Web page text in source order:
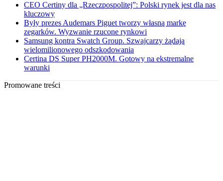
CEO Certiny dla „Rzeczpospolitej”: Polski rynek jest dla nas
kluczowy
Były prezes Audemars Piguet tworzy własną markę
zegarków. Wyzwanie rzucone rynkowi
Samsung kontra Swatch Group. Szwajcarzy żądają
wielomilionowego odszkodowania
Certina DS Super PH2000M. Gotowy na ekstremalne
warunki
Promowane treści